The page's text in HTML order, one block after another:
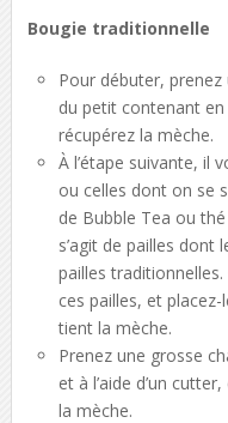
Bougie traditionnelle
Pour débuter,
du petit contenant
récupérez la mèche.
À l’étape suivante, il
ou celles dont on se
de Bubble Tea ou
s’agit de pailles dont
pailles
ces pailles, et
tient la mèche.
Prenez une grosse
et à l’aide d’un
la mèche.